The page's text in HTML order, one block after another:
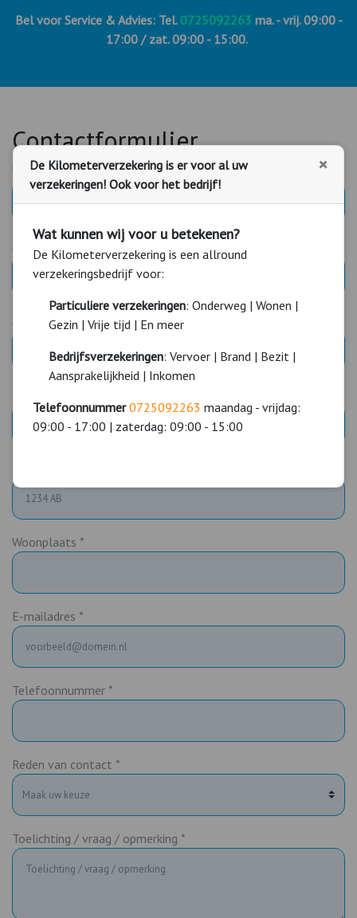
Bel voor Service & Advies: Tel. 0725092263 ma. - vrij. 09:00 -
17:00 / zat. 09:00 - 15:00.
Contactformulier
Voorletters * Tussenvoegsel
Aanhef *
De heer Mevrouw
Woonplaats *
E-mailadres *
Telefoonnummer *
Reden van contact *
Toelichting / vraag / opmerking *
De Kilometerverzekering is er voor al uw
verzekeringen! Ook voor het bedrijf!
×
Wat kunnen wij voor u betekenen?
De Kilometerverzekering is een allround
verzekeringsbedrijf voor:
Particuliere verzekeringen: Onderweg | Wonen |
Gezin | Vrije tijd | En meer
Bedrijfsverzekeringen: Vervoer | Brand | Bezit |
Aansprakelijkheid | Inkomen
Telefoonnummer 0725092263 maandag - vrijdag:
09:00 - 17:00 | zaterdag: 09:00 - 15:00